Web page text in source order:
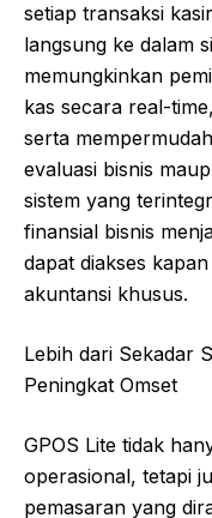
setiap transaksi
langsung ke dalam
memungkinkan
kas secara real-
serta
evaluasi bisnis
sistem yang
finansial bisnis
dapat diakses
akuntansi khusus.
Lebih dari Sekadar
Peningkat Omset
GPOS Lite tidak
operasional, tetapi
pemasaran yang